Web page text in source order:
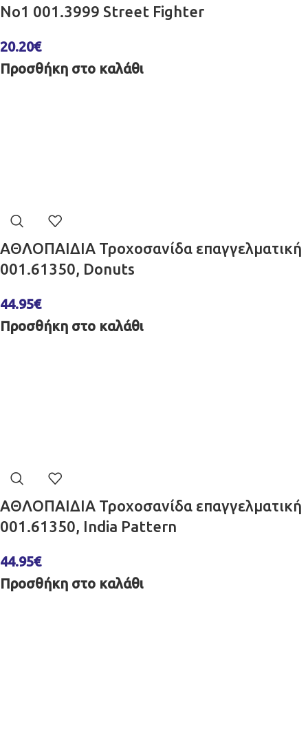
No1 001.3999 Street Fighter
20.20€
Προσθήκη στο καλάθι
ΑΘΛΟΠΑΙΔΙΑ Τροχοσανίδα επαγγελματική
001.61350, Donuts
44.95€
Προσθήκη στο καλάθι
ΑΘΛΟΠΑΙΔΙΑ Τροχοσανίδα επαγγελματική
001.61350, India Pattern
44.95€
Προσθήκη στο καλάθι